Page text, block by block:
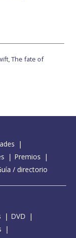
The fate of
Premios
/ directorio
DVD